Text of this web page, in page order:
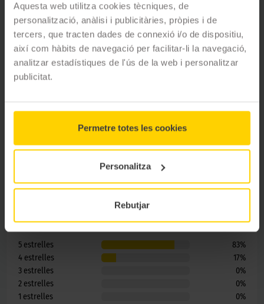
Aquesta web utilitza cookies tècniques, de
personalització, anàlisi i publicitàries, pròpies i de
tercers, que tracten dades de connexió i/o de dispositiu,
així com hàbits de navegació per facilitar-li la navegació,
analitzar estadístiques de l'ús de la web i personalitzar
publicitat.
Permetre totes les cookies
Personalitza
Rebutjar
Financiació
Màquina de vending
DEMANAR CITA PRÈVIA
4.8ESTRELLES 6opinions
5 estrelles 83%
4 estrelles 17%
3 estrelles 0%
2 estrelles 0%
1 estrelles 0%